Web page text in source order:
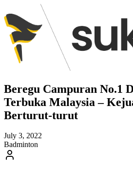
Beregu Campuran No.1
Terbuka Malaysia –
Berturut-turut
July 3, 2022
Badminton